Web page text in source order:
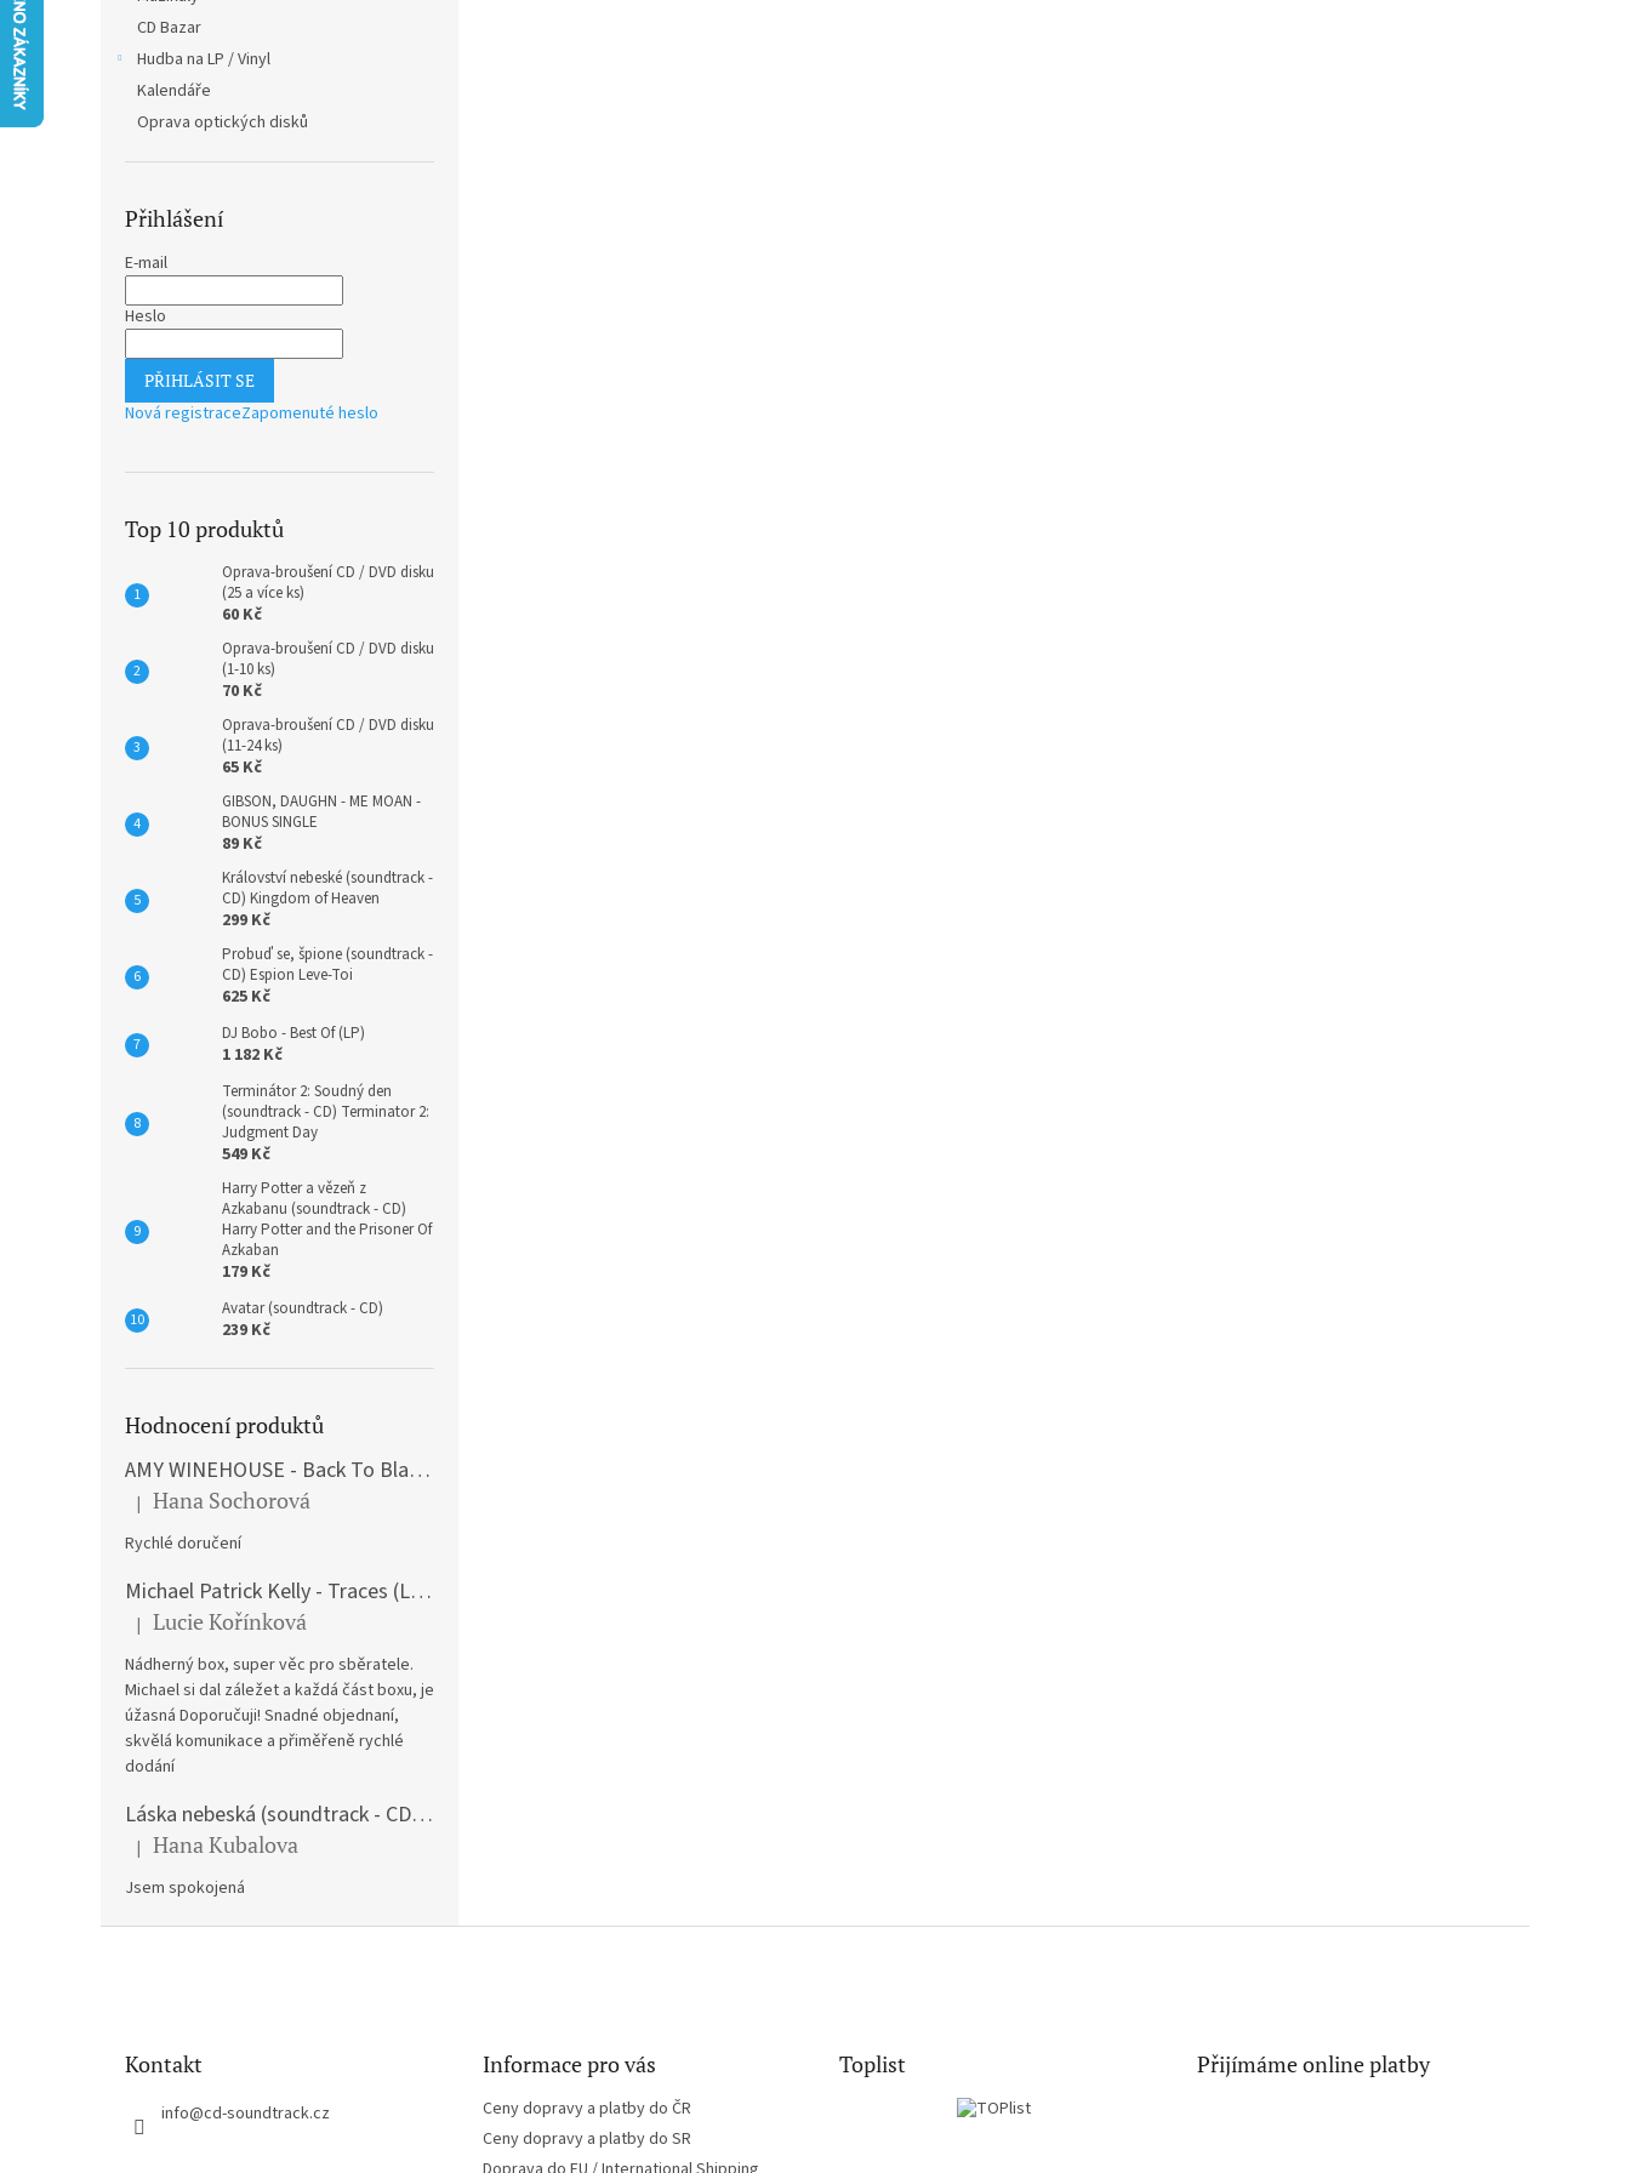
CD Bazar
Hudba na LP / Vinyl
Kalendáře
Oprava optických disků
Přihlášení
E-mail
Heslo
PŘIHLÁSIT SE
Nová registraceZapomenuté heslo
Top 10 produktů
Oprava-broušení CD / DVD disku
(25 a více ks)
60 Kč
Oprava-broušení CD / DVD disku
(1-10 ks)
70 Kč
Oprava-broušení CD / DVD disku
(11-24 ks)
65 Kč
GIBSON, DAUGHN - ME MOAN -
BONUS SINGLE
89 Kč
Království nebeské (soundtrack -
CD) Kingdom of Heaven
299 Kč
Probuď se, špione (soundtrack -
CD) Espion Leve-Toi
625 Kč
DJ Bobo - Best Of (LP)
1 182 Kč
Terminátor 2: Soudný den
(soundtrack - CD) Terminator 2:
Judgment Day
549 Kč
Harry Potter a vězeň z
Azkabanu (soundtrack - CD)
Harry Potter and the Prisoner Of
Azkaban
179 Kč
Avatar (soundtrack - CD)
239 Kč
Hodnocení produktů
AMY WINEHOUSE - Back To Black (LP)
Hodnocení produktu je 5 z 5 hvězdiček.
| Hana Sochorová
Rychlé doručení
Michael Patrick Kelly - Traces (Limited Edition) (Premium Box-Set) (LP)
Hodnocení produktu je 5 z 5 hvězdiček.
| Lucie Kořínková
Nádherný box, super věc pro sběratele.
Michael si dal záležet a každá část boxu, je
úžasná Doporučuji! Snadné objednaní,
skvělá komunikace a přiměřeně rychlé
dodání
Láska nebeská (soundtrack - CD) Love Actually
Hodnocení produktu je 5 z 5 hvězdiček.
| Hana Kubalova
Jsem spokojená
Kontakt
info@cd-soundtrack.cz
Informace pro vás
Ceny dopravy a platby do ČR
Ceny dopravy a platby do SR
Toplist Přijímáme online platby